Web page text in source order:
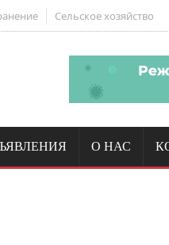
Сельское хозяйство
О НАС